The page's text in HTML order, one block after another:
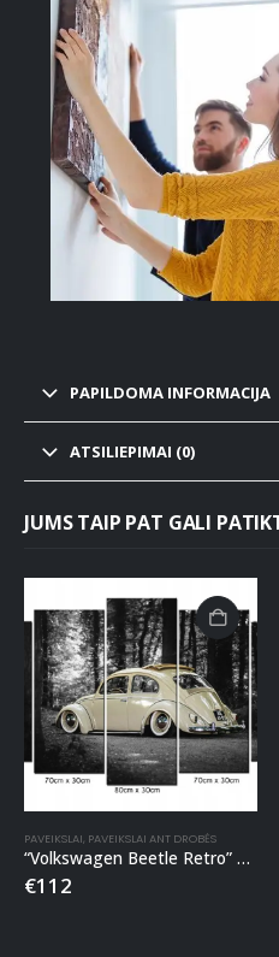
PAPILDOMA INFORMACIJA
ATSILIEPIMAI (0)
JUMS TAIP PAT GALI
PAVEIKSLAI PAVEIKSLAI ANT DROBĖS
“Volkswagen Beetle Retro” penkių dalių paveikslas ant drobės
€112